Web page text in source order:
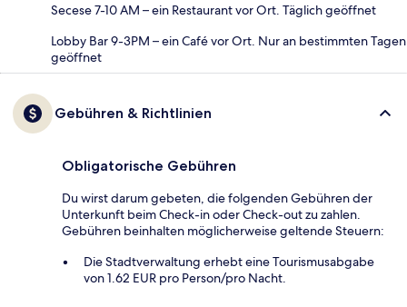
Secese 7-10 AM – ein Restaurant vor Ort. Täglich geöffnet
Lobby Bar 9-3PM – ein Café vor Ort. Nur an bestimmten Tagen
geöffnet
Gebühren & Richtlinien
Obligatorische Gebühren
Du wirst darum gebeten, die folgenden Gebühren der
Unterkunft beim Check-in oder Check-out zu zahlen.
Gebühren beinhalten möglicherweise geltende Steuern:
Die Stadtverwaltung erhebt eine Tourismusabgabe
von 1.62 EUR pro Person/pro Nacht.